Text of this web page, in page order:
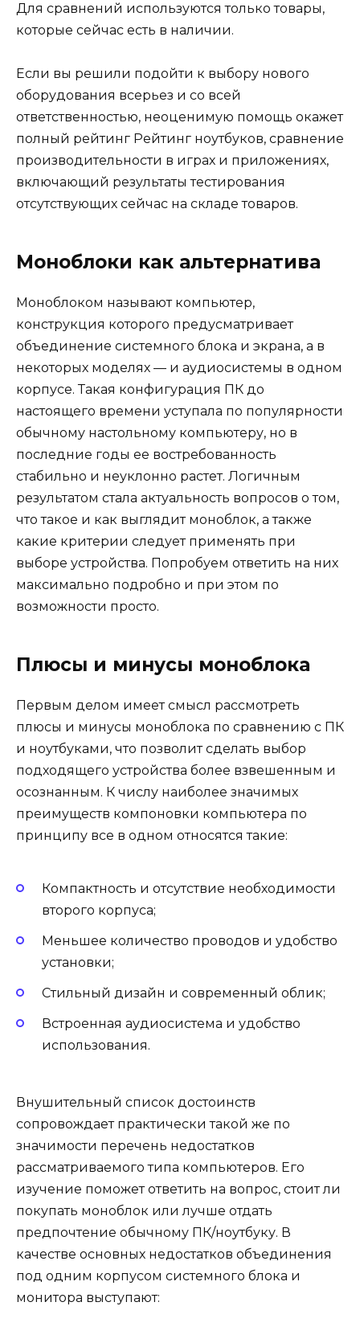
Для сравнений используются только товары,
которые сейчас есть в наличии.
Если вы решили подойти к выбору нового
оборудования всерьез и со всей
ответственностью, неоценимую помощь окажет
полный рейтинг Рейтинг ноутбуков, сравнение
производительности в играх и приложениях,
включающий результаты тестирования
отсутствующих сейчас на складе товаров.
Моноблоки как альтернатива
Моноблоком называют компьютер,
конструкция которого предусматривает
объединение системного блока и экрана, а в
некоторых моделях — и аудиосистемы в одном
корпусе. Такая конфигурация ПК до
настоящего времени уступала по популярности
обычному настольному компьютеру, но в
последние годы ее востребованность
стабильно и неуклонно растет. Логичным
результатом стала актуальность вопросов о том,
что такое и как выглядит моноблок, а также
какие критерии следует применять при
выборе устройства. Попробуем ответить на них
максимально подробно и при этом по
возможности просто.
Плюсы и минусы моноблока
Первым делом имеет смысл рассмотреть
плюсы и минусы моноблока по сравнению с ПК
и ноутбуками, что позволит сделать выбор
подходящего устройства более взвешенным и
осознанным. К числу наиболее значимых
преимуществ компоновки компьютера по
принципу все в одном относятся такие:
Компактность и отсутствие необходимости
второго корпуса;
Меньшее количество проводов и удобство
установки;
Стильный дизайн и современный облик;
Встроенная аудиосистема и удобство
использования.
Внушительный список достоинств
сопровождает практически такой же по
значимости перечень недостатков
рассматриваемого типа компьютеров. Его
изучение поможет ответить на вопрос, стоит ли
покупать моноблок или лучше отдать
предпочтение обычному ПК/ноутбуку. В
качестве основных недостатков объединения
под одним корпусом системного блока и
монитора выступают: